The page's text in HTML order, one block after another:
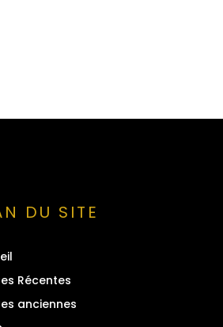
DU SITE
Récentes
anciennes